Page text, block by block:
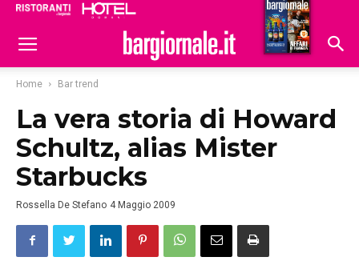
Hoteldomani
Home Bar trend
La vera storia di Howard
Schultz, alias Mister
Starbucks
Rossella De Stefano 4 Maggio 2009